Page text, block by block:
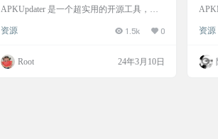
合搜索与更新软件
APKUpdater 是一个超实用的开源工具，专
踪和更新你的 APK 应用。想象一下，你能
roid、APKPure、GitLab、GitHub这 7 大平台
的应用资源都聚合在一起，是不是很方便？
资源 1.5k 0
Root 24年3月10日
图
资源